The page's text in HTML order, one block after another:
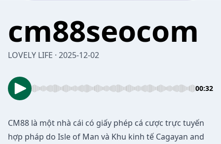
cm88seocom
LOVELY LIFE · 2025-12-02
00:32
CM88 là một nhà cái có giấy phép cá cược trực tuyến
hợp pháp do Isle of Man và Khu kinh tế Cagayan and